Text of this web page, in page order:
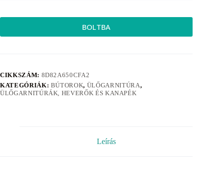
BOLTBA
CIKKSZÁM: 8D82A650CFA2
KATEGÓRIÁK: BÚTOROK, ÜLŐGARNITÚRA,
ÜLŐGARNITÚRÁK, HEVERŐK ÉS KANAPÉK
Leírás